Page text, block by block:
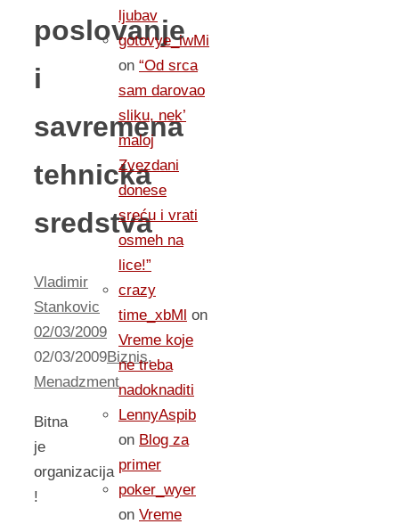
poslovanje
i
savremena
tehnicka
sredstva
Vladimir
Stankovic
02/03/2009
02/03/2009Biznis,
Menadzment
Bitna
je
organizacija
!
ljubav
gotovye_iwMi
on “Od srca
sam darovao
sliku, nek’
maloj
Zvezdani
donese
sreću i vrati
osmeh na
lice!”
crazy
time_xbMl on
Vreme koje
ne treba
nadoknaditi
LennyAspib
on Blog za
primer
poker_wyer
on Vreme